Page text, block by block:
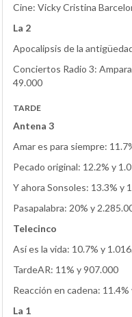
Cine: Vicky Cristina
La 2
Apocalipsis de la
Conciertos Radio 3:
49.000
TARDE
Antena 3
Amar es para siempre:
Pecado original: 12.2% y
Y ahora Sonsoles: 13.3% y
Pasapalabra: 20% y
Telecinco
Así es la vida: 10.7% y
TardeAR: 11% y 907.000
Reacción en cadena:
La 1